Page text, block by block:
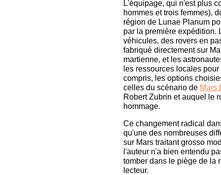
L'équipage, qui n'est plus
hommes et trois femmes),
région de Lunae Planum
par la première expédition.
véhicules, des rovers en
fabriqué directement sur
martienne, et les
les ressources locales
compris, les options
celles du scénario de Mars
Robert Zubrin et auquel le
hommage.
Ce changement radical
qu'une des nombreuses
sur Mars traitant grosso
l'auteur n'a bien entendu
tomber dans le piège de la
lecteur.